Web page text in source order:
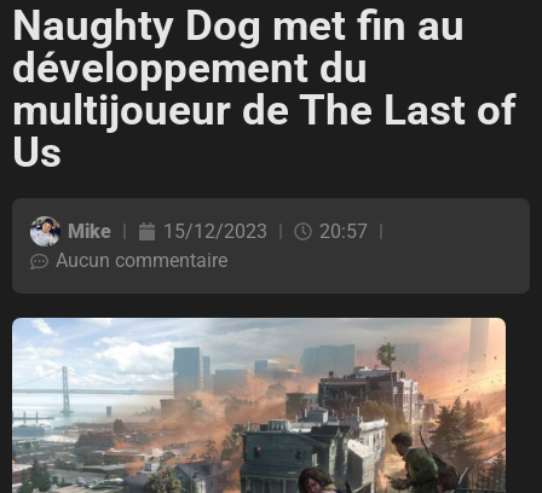
Naughty Dog met fin au
développement du
multijoueur de The Last of
Us
Mike 15/12/2023
20:57
Aucun commentaire